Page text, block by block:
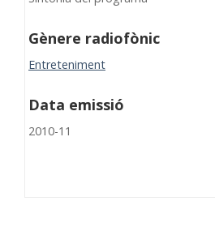
Gènere radiofònic
Entreteniment
Data emissió
2010-11